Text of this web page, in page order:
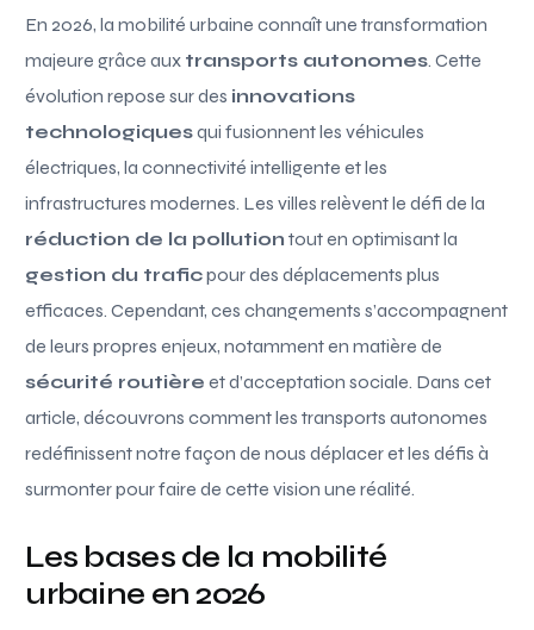
En 2026, la mobilité urbaine connaît une transformation
majeure grâce aux transports autonomes. Cette
évolution repose sur des innovations
technologiquesqui fusionnent les véhicules
électriques, la connectivité intelligente et les
infrastructures modernes. Les villes relèvent le défi de la
réduction de la pollution tout en optimisant la
gestion du traficpour des déplacements plus
efficaces. Cependant, ces changements s’accompagnent
de leurs propres enjeux, notamment en matière de
sécurité routière et d’acceptation sociale. Dans cet
article, découvrons comment les transports autonomes
redéfinissent notre façon de nous déplacer et les défis à
surmonter pour faire de cette vision une réalité.
Les bases de la mobilité
urbaine en 2026